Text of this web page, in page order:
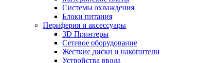
Системы охлаждения
Блоки питания
Периферия и аксессуары
3D Принтеры
Сетевое оборудование
Жесткие диски и накопители
Устройства ввода